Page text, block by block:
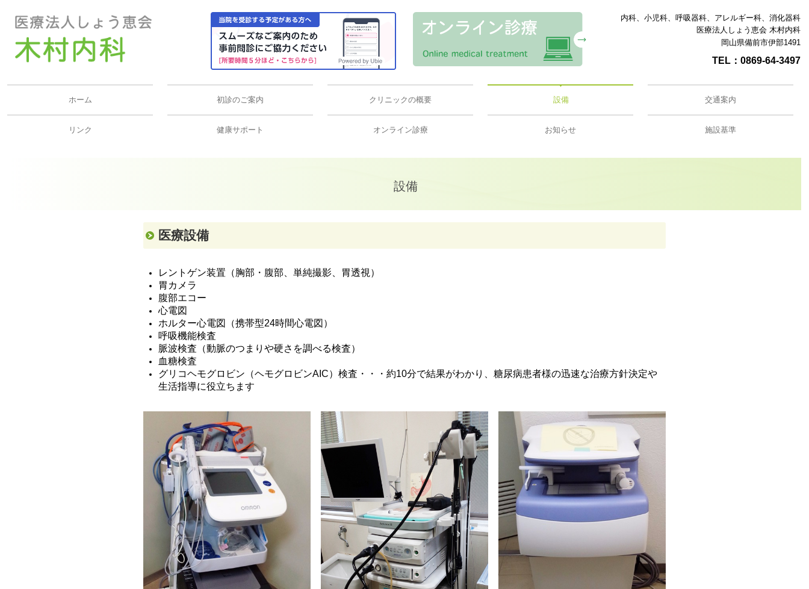
内科、小児科、呼吸器科、アレルギー科、消化器科
医療法人しょう恵会 木村内科
岡山県備前市伊部1491
TEL：0869-64-3497
ホーム 初診のご案内 クリニックの概要 設備 交通案内
リンク 健康サポート オンライン診療 お知らせ 施設基準
設備
医療設備
レントゲン装置（胸部・腹部、単純撮影、胃透視）
胃カメラ
腹部エコー
心電図
ホルター心電図（携帯型24時間心電図）
呼吸機能検査
脈波検査（動脈のつまりや硬さを調べる検査）
血糖検査
グリコヘモグロビン（ヘモグロビンAIC）検査・・・約10分で結果がわかり、糖尿病患者様の迅速な治療方針決定や
生活指導に役立ちます